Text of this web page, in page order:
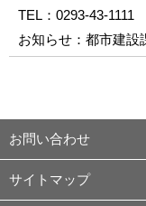
TEL： 0293-43-1111
お知らせ： 都市建設
お問い合わせ
サイトマップ